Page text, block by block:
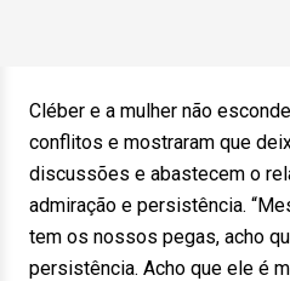
Cléber e a mulher não
conflitos e mostraram que
discussões e abastecem o
admiração e persistência.
tem os nossos pegas, acho
persistência. Acho que ele é